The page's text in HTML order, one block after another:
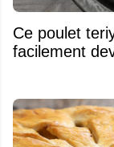
Ce poulet
facilement